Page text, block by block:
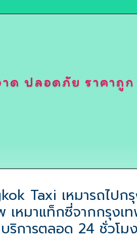
ด ปลอดภัย ราคาถูก
Taxi เหมารถไปก
เหมาแท็กซี่จากกรุง
ริการตลอด 24 ชั่วโมง